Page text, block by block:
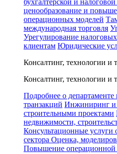
бухгалтерской и
ценообразование и
операционных моделей
международная торговля
Урегулирование
клиентам Юридические
Консалтинг, технологии и
Консалтинг, технологии и
Подробнее о департаменте
транзакций Инжиниринг и
строительными проектами
недвижимости,
Консультационные услуги
сектора Оценка,
Повышение операционной